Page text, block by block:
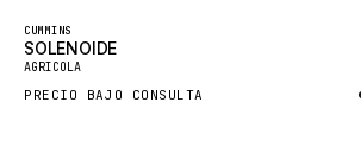
BOSCH
HYBEL
LIEBHERR
Destacado
CUMMINS
SOLENOIDE
AGRICOLA
PRECIO BAJO CONSULTA